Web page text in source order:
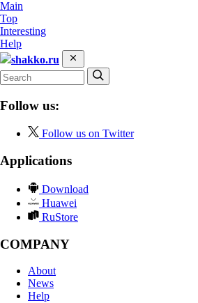
Main
Top
Interesting
Help
shakko.ru
Follow us:
Follow us on Twitter
Applications
Download
Huawei
RuStore
COMPANY
About
News
Help